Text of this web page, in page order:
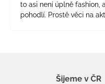
to asi není úplně fashion,
pohodlí. Prostě věci na
Šijeme v ČR